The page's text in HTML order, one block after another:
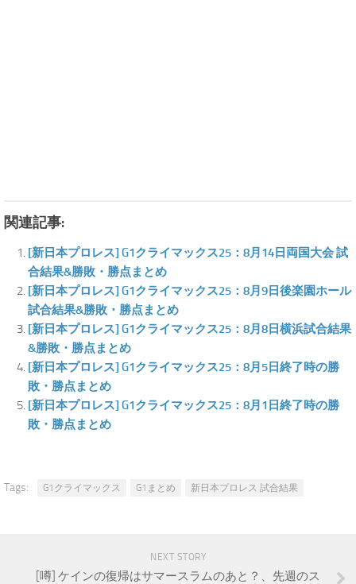
関連記事:
[新日本プロレス] G1クライマックス25：8月14日両国大会 試
合結果&勝敗・勝点まとめ
[新日本プロレス] G1クライマックス25：8月9日後楽園ホール
試合結果&勝敗・勝点まとめ
[新日本プロレス] G1クライマックス25：8月8日横浜試合結果
&勝敗・勝点まとめ
[新日本プロレス] G1クライマックス25：8月5日終了時の勝
敗・勝点まとめ
[新日本プロレス] G1クライマックス25：8月1日終了時の勝
敗・勝点まとめ
Tags: G1クライマックス G1まとめ 新日本プロレス 試合結果
NEXT STORY
[噂] ケインの復帰はサマースラムのあと？、先週のス